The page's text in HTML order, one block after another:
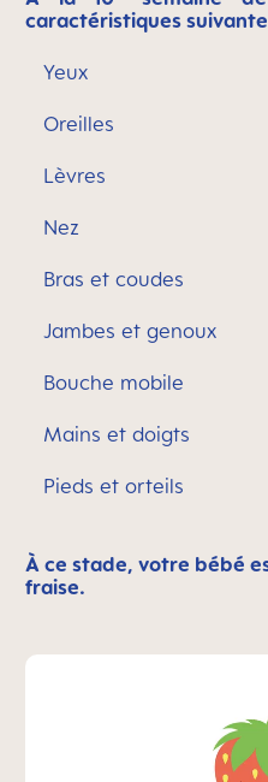
caractéristiques
Yeux
Oreilles
Lèvres
Nez
Bras et coudes
Jambes et genoux
Bouche mobile
Mains et doigts
Pieds et orteils
À ce stade, votre bébé
fraise.